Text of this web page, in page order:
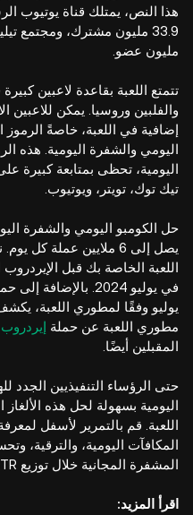
هذا النص، يمتلك قناة يوتيوب
مليون عضو.
تتمتع اللعبة بقاعدة لاعبين
والفلبين وروسيا. يمكن للاعبين
إضافية في اللعبة، خاصةً الرموز
اليومي والشفرة اليومية. هذه
اليومية، تحظى بمتابعة كبيرة
تيك توك، تويتر، ويوتيوب.
حل الكومبو اليومي والشفرة
يصل إلى 6 ملايين عملة
في يوليو 2024.
مطوري اللعبة عن حملة إيردروب
المقبلين أيضًا.
حتى الرؤساء التنفيذيين الجدد
اليومية بسهولة لحل هذه
اللعبة. قم بالتمرير لأسفل
المكافآت اليومية،
المشفرة المجانية خلال توزيع HMSTR القادم.
اقرأ المزيد: